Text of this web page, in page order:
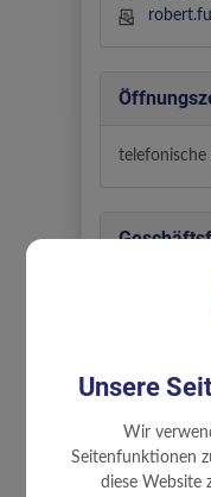
telefonische
Standort
3332
Unsere
Wir
Seitenfunktionen
diese Website